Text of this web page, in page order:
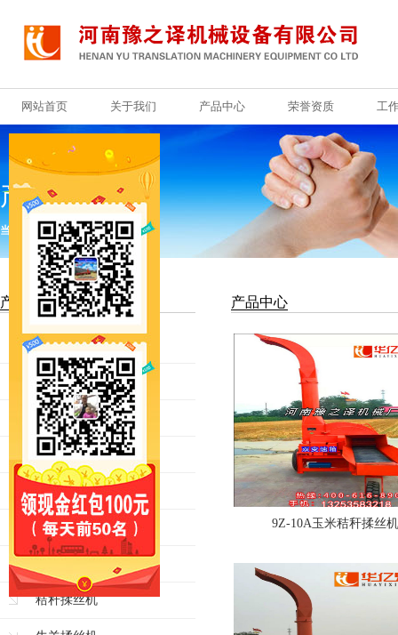
网站首页 关于我们 产品中心 荣誉资质
荣誉资质
工
产品中心
当前位置： 首页 > 产品中心
产品中心
9Z-10A玉米秸秆揉丝机
产品分类
铡草机
秸秆铡草机
青贮铡草机
牛羊铡草机
大型铡草机
玉米秸秆铡草机
秸秆揉丝机